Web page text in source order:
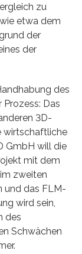
zu
etwa dem
der
der
des
Das
3D-
wirtschaftliche
GmbH will die
mit dem
zweiten
und das FLM-
wird sein,
des
Schwächen